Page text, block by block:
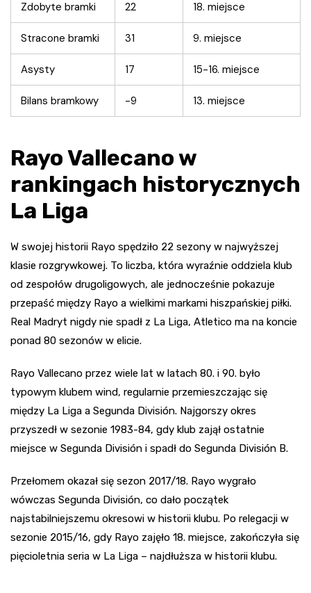
Zdobyte bramki 22 18. miejsce
Stracone bramki 31 9. miejsce
Asysty 17 15-16. miejsce
Bilans bramkowy -9 13. miejsce
Rayo Vallecano w
rankingach historycznych
La Liga
W swojej historii Rayo spędziło 22 sezony w najwyższej
klasie rozgrywkowej. To liczba, która wyraźnie oddziela klub
od zespołów drugoligowych, ale jednocześnie pokazuje
przepaść między Rayo a wielkimi markami hiszpańskiej piłki.
Real Madryt nigdy nie spadł z La Liga, Atletico ma na koncie
ponad 80 sezonów w elicie.
Rayo Vallecano przez wiele lat w latach 80. i 90. było
typowym klubem wind, regularnie przemieszczając się
między La Liga a Segunda División. Najgorszy okres
przyszedł w sezonie 1983-84, gdy klub zajął ostatnie
miejsce w Segunda División i spadł do Segunda División B.
Przełomem okazał się sezon 2017/18. Rayo wygrało
wówczas Segunda División, co dało początek
najstabilniejszemu okresowi w historii klubu. Po relegacji w
sezonie 2015/16, gdy Rayo zajęło 18. miejsce, zakończyła się
pięcioletnia seria w La Liga – najdłuższa w historii klubu.